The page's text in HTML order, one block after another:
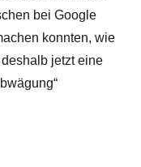
bei Google
konnten, wie
jetzt eine